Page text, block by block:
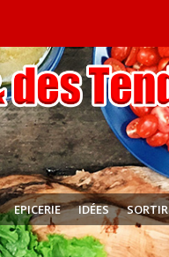
EPICERIE IDÉES SORTIR